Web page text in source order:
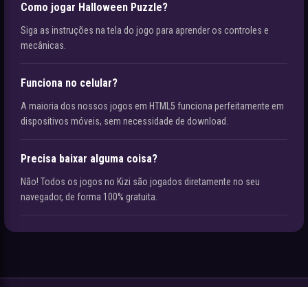
Como jogar Halloween Puzzle?
Siga as instruções na tela do jogo para aprender os controles e
mecânicas.
Funciona no celular?
A maioria dos nossos jogos em HTML5 funciona perfeitamente em
dispositivos móveis, sem necessidade de download.
Precisa baixar alguma coisa?
Não! Todos os jogos no Kizi são jogados diretamente no seu
navegador, de forma 100% gratuita.